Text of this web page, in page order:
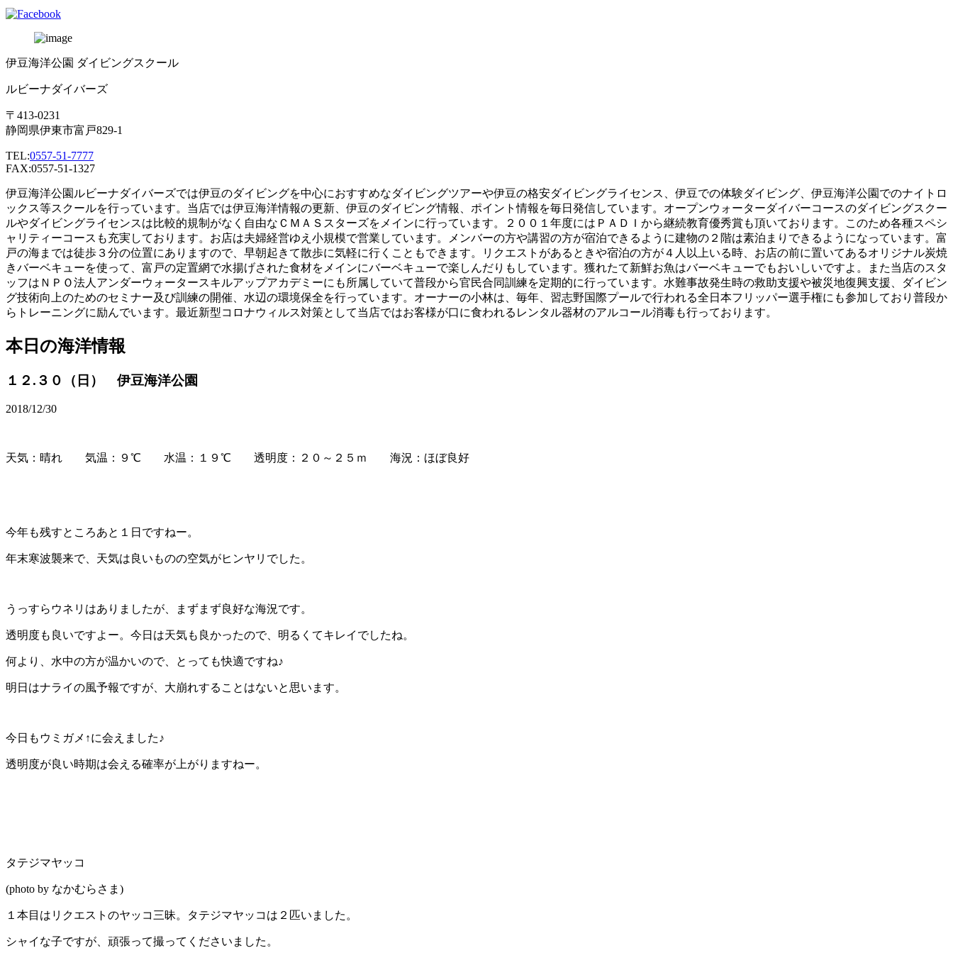
伊豆海洋公園 ダイビングスクール
ルビーナダイバーズ
〒413-0231
静岡県伊東市富戸829-1
TEL:0557-51-7777
FAX:0557-51-1327
伊豆海洋公園ルビーナダイバーズでは伊豆のダイビングを中心におすすめなダイビングツアーや伊豆の格安ダイビングライセンス、伊豆での体験ダイビング、伊豆海洋公園でのナイトロ
ックス等スクールを行っています。当店では伊豆海洋情報の更新、伊豆のダイビング情報、ポイント情報を毎日発信しています。オープンウォーターダイバーコースのダイビングスクー
ルやダイビングライセンスは比較的規制がなく自由なＣＭＡＳスターズをメインに行っています。２００１年度にはＰＡＤＩから継続教育優秀賞も頂いております。このため各種スペシ
ャリティーコースも充実しております。お店は夫婦経営ゆえ小規模で営業しています。メンバーの方や講習の方が宿泊できるように建物の２階は素泊まりできるようになっています。富
戸の海までは徒歩３分の位置にありますので、早朝起きて散歩に気軽に行くこともできます。リクエストがあるときや宿泊の方が４人以上いる時、お店の前に置いてあるオリジナル炭焼
きバーベキューを使って、富戸の定置網で水揚げされた食材をメインにバーベキューで楽しんだりもしています。獲れたて新鮮お魚はバーベキューでもおいしいですよ。また当店のスタ
ッフはＮＰＯ法人アンダーウォータースキルアップアカデミーにも所属していて普段から官民合同訓練を定期的に行っています。水難事故発生時の救助支援や被災地復興支援、ダイビン
グ技術向上のためのセミナー及び訓練の開催、水辺の環境保全を行っています。オーナーの小林は、毎年、習志野国際プールで行われる全日本フリッパー選手権にも参加しており普段か
らトレーニングに励んでいます。最近新型コロナウィルス対策として当店ではお客様が口に食われるレンタル器材のアルコール消毒も行っております。
本日の海洋情報
１２.３０（日） 伊豆海洋公園
2018/12/30
天気：晴れ 気温：９℃ 水温：１９℃ 透明度：２０～２５ｍ 海況：ほぼ良好
今年も残すところあと１日ですねー。
年末寒波襲来で、天気は良いものの空気がヒンヤリでした。
うっすらウネリはありましたが、まずまず良好な海況です。
透明度も良いですよー。今日は天気も良かったので、明るくてキレイでしたね。
何より、水中の方が温かいので、とっても快適ですね♪
明日はナライの風予報ですが、大崩れすることはないと思います。
今日もウミガメ↑に会えました♪
透明度が良い時期は会える確率が上がりますねー。
タテジマヤッコ
(photo by なかむらさま)
１本目はリクエストのヤッコ三昧。タテジマヤッコは２匹いました。
シャイな子ですが、頑張って撮ってくださいました。